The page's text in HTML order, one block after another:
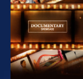
VERKEN DE SERIE